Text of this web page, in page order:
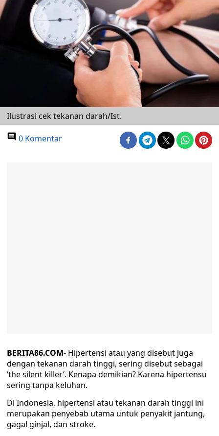
Ilustrasi cek tekanan darah/Ist.
0 Komentar
BERITA86.COM- Hipertensi atau yang disebut juga
dengan tekanan darah tinggi, sering disebut sebagai
‘the silent killer’. Kenapa demikian? Karena hipertensu
sering tanpa keluhan.
Di Indonesia, hipertensi atau tekanan darah tinggi ini
merupakan penyebab utama untuk penyakit jantung,
gagal ginjal, dan stroke.